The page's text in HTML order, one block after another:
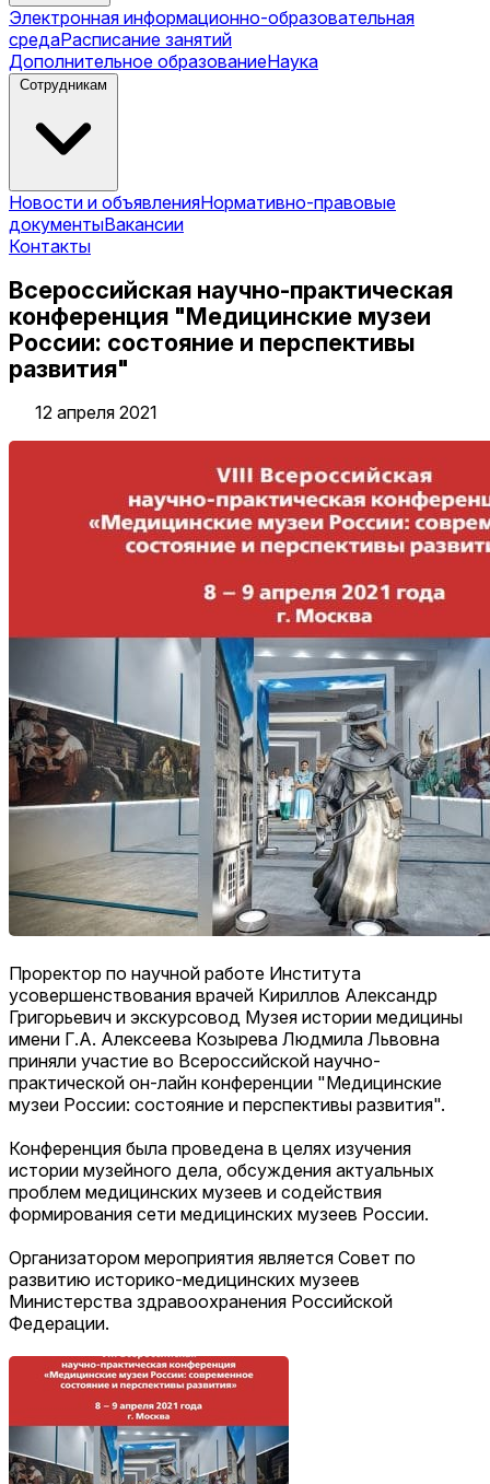
Электронная информационно-образовательная
средаРасписание занятий
Дополнительное образованиеНаука
Сотрудникам
Новости и объявленияНормативно-правовые
документыВакансии
Контакты
Всероссийская научно-практическая
конференция "Медицинские музеи
России: состояние и перспективы
развития"
12 апреля 2021
Проректор по научной работе Института
усовершенствования врачей Кириллов Александр
Григорьевич и экскурсовод Музея истории медицины
имени Г.А. Алексеева Козырева Людмила Львовна
приняли участие во Всероссийской научно-
практической он-лайн конференции "Медицинские
музеи России: состояние и перспективы развития".
Конференция была проведена в целях изучения
истории музейного дела, обсуждения актуальных
проблем медицинских музеев и содействия
формирования сети медицинских музеев России.
Организатором мероприятия является Совет по
развитию историко-медицинских музеев
Министерства здравоохранения Российской
Федерации.